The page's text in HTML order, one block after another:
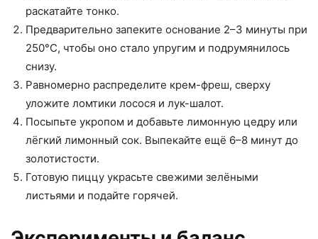
раскатайте тонко.
Предварительно запеките основание 2–3 минуты при
250°C, чтобы оно стало упругим и подрумянилось
снизу.
Равномерно распределите крем-фреш, сверху
уложите ломтики лосося и лук-шалот.
Посыпьте укропом и добавьте лимонную цедру или
лёгкий лимонный сок. Выпекайте ещё 6–8 минут до
золотистости.
Готовую пиццу украсьте свежими зелёными
листьями и подайте горячей.